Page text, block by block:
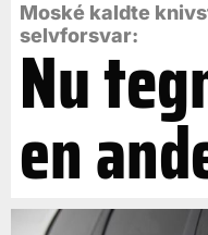
Moské kaldte
selvforsvar:
Nu
en